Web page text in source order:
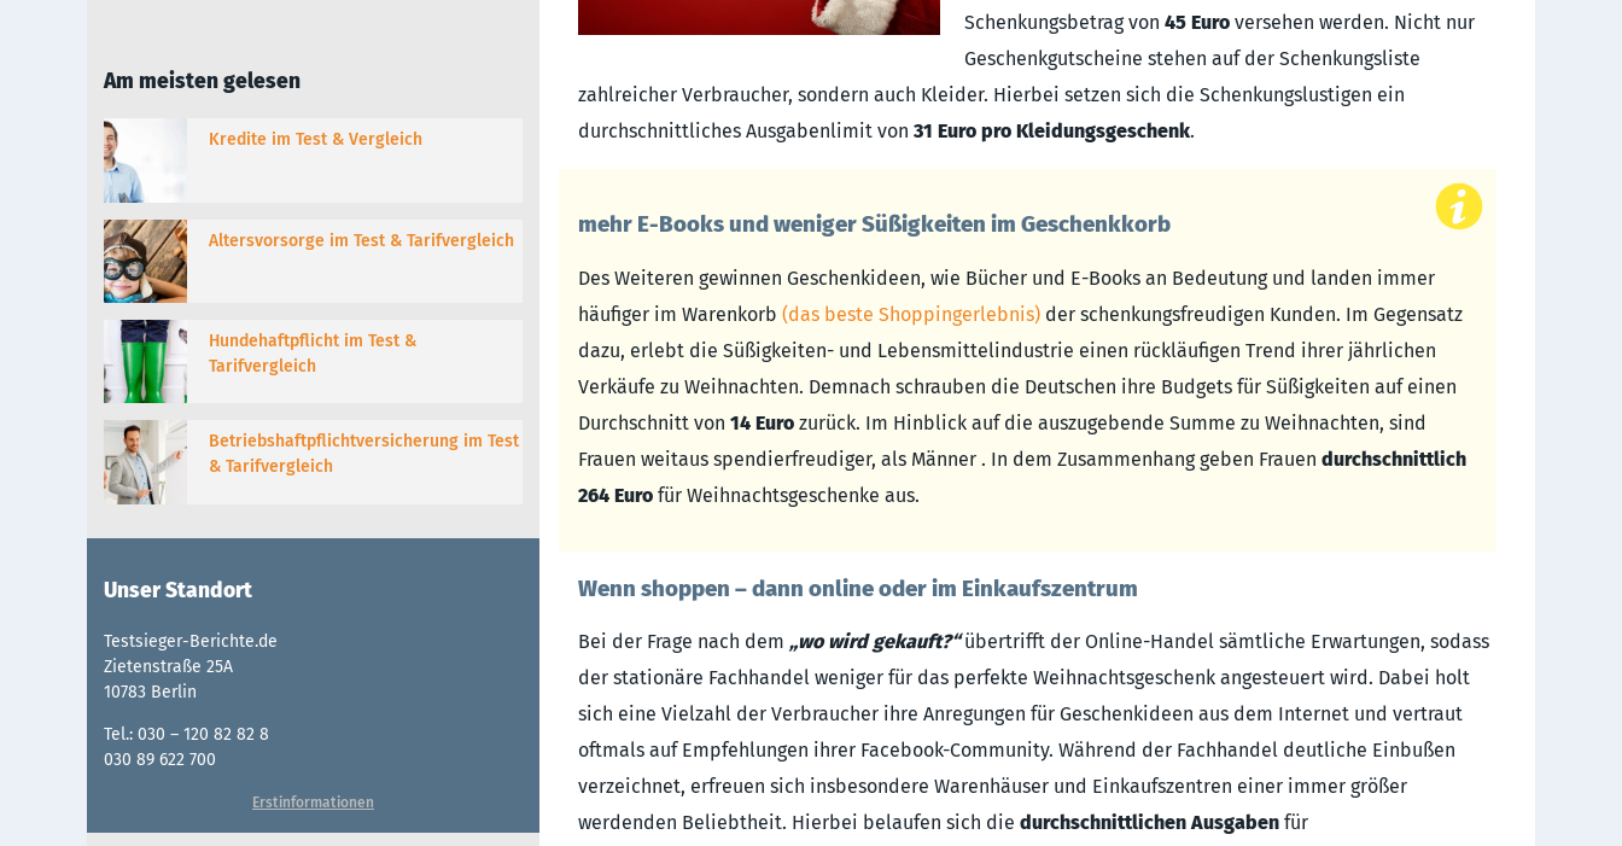
Schenkungsbetrag von 45 Euro versehen werden. Nicht nur
Geschenkgutscheine stehen auf der Schenkungsliste
zahlreicher Verbraucher, sondern auch Kleider. Hierbei setzen sich die Schenkungslustigen ein
durchschnittliches Ausgabenlimit von 31 Euro pro Kleidungsgeschenk.
mehr E-Books und weniger Süßigkeiten im Geschenkkorb
Des Weiteren gewinnen Geschenkideen, wie Bücher und E-Books an Bedeutung und landen immer
häufiger im Warenkorb (das beste Shoppingerlebnis) der schenkungsfreudigen Kunden. Im Gegensatz
dazu, erlebt die Süßigkeiten- und Lebensmittelindustrie einen rückläufigen Trend ihrer jährlichen
Verkäufe zu Weihnachten. Demnach schrauben die Deutschen ihre Budgets für Süßigkeiten auf einen
Durchschnitt von 14 Euro zurück. Im Hinblick auf die auszugebende Summe zu Weihnachten, sind
Frauen weitaus spendierfreudiger, als Männer . In dem Zusammenhang geben Frauen durchschnittlich
264 Euro für Weihnachtsgeschenke aus.
Wenn shoppen – dann online oder im Einkaufszentrum
Bei der Frage nach dem „wo wird gekauft?“übertrifft der Online-Handel sämtliche Erwartungen, sodass
der stationäre Fachhandel weniger für das perfekte Weihnachtsgeschenk angesteuert wird. Dabei holt
sich eine Vielzahl der Verbraucher ihre Anregungen für Geschenkideen aus dem Internet und vertraut
oftmals auf Empfehlungen ihrer Facebook-Community. Während der Fachhandel deutliche Einbußen
verzeichnet, erfreuen sich insbesondere Warenhäuser und Einkaufszentren einer immer größer
werdenden Beliebtheit. Hierbei belaufen sich die durchschnittlichen Ausgaben für
Am meisten gelesen
Kredite im Test & Vergleich
Altersvorsorge im Test & Tarifvergleich
Hundehaftpflicht im Test &
Tarifvergleich
Betriebshaftpflichtversicherung im Test
& Tarifvergleich
Unser Standort
Testsieger-Berichte.de
Zietenstraße 25A
10783 Berlin
Tel.: 030 – 120 82 82 8
030 89 622 700
Erstinformationen